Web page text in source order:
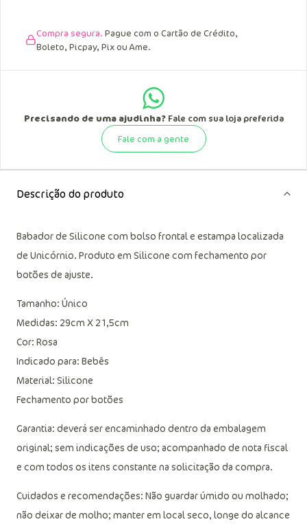
Compra segura. Pague com o Cartão de Crédito,
Boleto, Picpay, Pix ou Ame.
Precisando de uma ajudinha?Fale com sua loja preferida
Fale com a gente
Descrição do produto
Babador de Silicone com bolso frontal e estampa localizada
de Unicórnio. Produto em Silicone com fechamento por
botões de ajuste.
Tamanho: Único
Medidas: 29cm X 21,5cm
Cor: Rosa
Indicado para: Bebês
Material: Silicone
Fechamento por botões
Garantia: deverá ser encaminhado dentro da embalagem
original; sem indicações de uso; acompanhado de nota fiscal
e com todos os itens constante na solicitação da compra.
Cuidados e recomendações: Não guardar úmido ou molhado;
não deixar de molho; manter em local seco, longe do alcance